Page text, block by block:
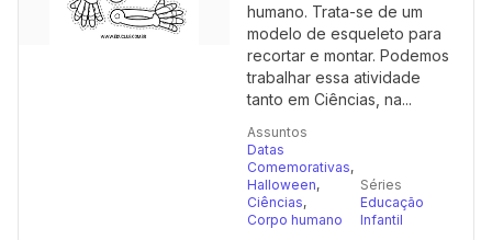
humano. Trata-se de um
modelo de esqueleto para
recortar e montar. Podemos
trabalhar essa atividade
tanto em Ciências, na...
Assuntos
Datas
Comemorativas,
Halloween,
Ciências,
Corpo humano
Séries
Educação
Infantil